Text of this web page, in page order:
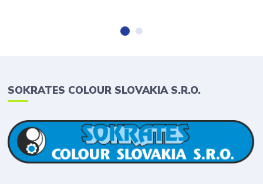
SOKRATES COLOUR SLOVAKIA S.R.O.